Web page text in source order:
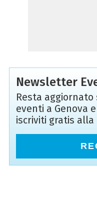
Newsletter
Resta
eventi a Genova
iscriviti gratis